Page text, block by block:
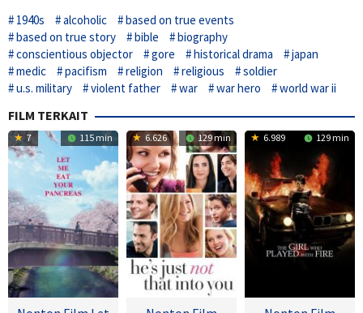
1940s
alcoholic
based on true events
based on true story
bible
biography
conscientious objector
gore historical drama
japan
medic
pacifism religion religious
soldier
u.s. military
violent father war war hero world war ii
FILM TERKAIT
7 115 min 6.626 129 min 6.989 129 min